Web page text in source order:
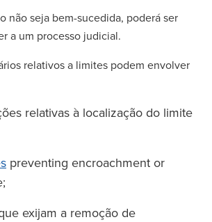
não seja bem-sucedida, poderá ser
a um processo judicial.
relativos a limites podem envolver
relativas à localização do limite
preventing encroachment or
exijam a remoção de